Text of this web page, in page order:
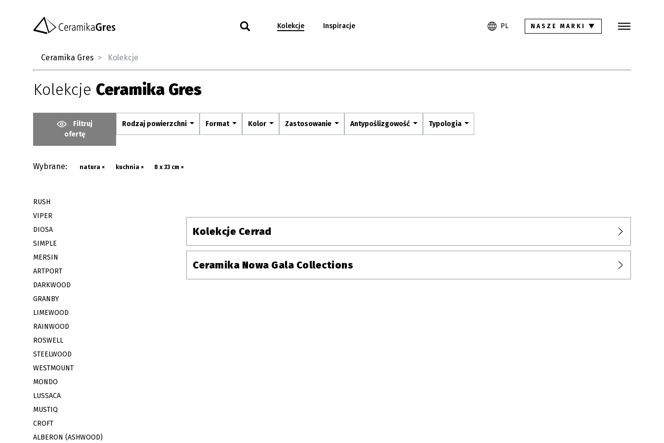
PL EN
Kolekcje Inspiracje PL NASZE MARKI ▼
Ceramika Gres Kolekcje
Kolekcje Ceramika Gres
Filtruj
ofertę
Rodzaj powierzchni Format Kolor Zastosowanie Antypoślizgowość Typologia
Wybrane: natura × kuchnia × 8 x 33 cm ×
RUSH
VIPER
DIOSA
SIMPLE
MERSIN
ARTPORT
DARKWOOD
GRANBY
LIMEWOOD
RAINWOOD
ROSWELL
STEELWOOD
WESTMOUNT
MONDO
LUSSACA
MUSTIQ
CROFT
ALBERON (ASHWOOD)
Kolekcje Cerrad
Ceramika Nowa Gala Collections
Inspiracje